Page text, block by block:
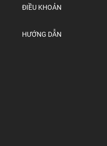
ĐIỀU KHOẢN
HƯỚNG DẪN